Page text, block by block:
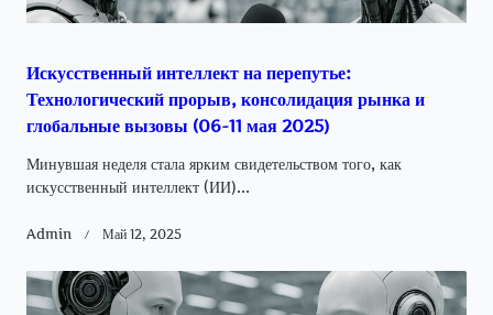
Искусственный интеллект на перепутье:
Технологический прорыв, консолидация рынка и
глобальные вызовы (06-11 мая 2025)
Минувшая неделя стала ярким свидетельством того, как
искусственный интеллект (ИИ)...
Admin Май 12, 2025